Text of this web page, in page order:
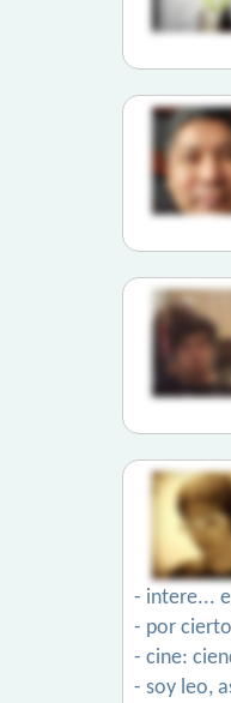
- intere...
- por
- cine:
- soy leo,